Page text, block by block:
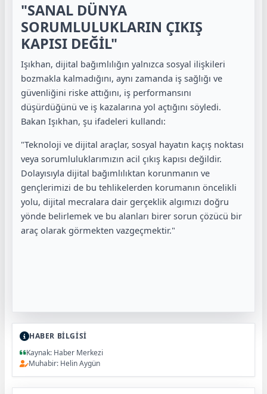
"SANAL DÜNYA
SORUMLULUKLARIN ÇIKIŞ
KAPISI DEĞİL"
Işıkhan, dijital bağımlılığın yalnızca sosyal ilişkileri
bozmakla kalmadığını, aynı zamanda iş sağlığı ve
güvenliğini riske attığını, iş performansını
düşürdüğünü ve iş kazalarına yol açtığını söyledi.
Bakan Işıkhan, şu ifadeleri kullandı:
"Teknoloji ve dijital araçlar, sosyal hayatın kaçış noktası
veya sorumluluklarımızın acil çıkış kapısı değildir.
Dolayısıyla dijital bağımlılıktan korunmanın ve
gençlerimizi de bu tehlikelerden korumanın öncelikli
yolu, dijital mecralara dair gerçeklik algımızı doğru
yönde belirlemek ve bu alanları birer sorun çözücü bir
araç olarak görmekten vazgeçmektir."
HABER BİLGİSİ
Kaynak: Haber Merkezi
Muhabir: Helin Aygün